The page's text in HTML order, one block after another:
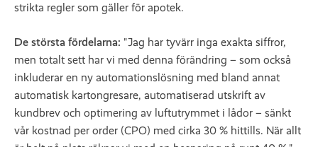
strikta regler som gäller för apotek.
De största fördelarna: "Jag har tyvärr inga exakta siffror,
men totalt sett har vi med denna förändring – som också
inkluderar en ny automationslösning med bland annat
automatisk kartongresare, automatiserad utskrift av
kundbrev och optimering av luftutrymmet i lådor – sänkt
vår kostnad per order (CPO) med cirka 30 % hittills. När allt